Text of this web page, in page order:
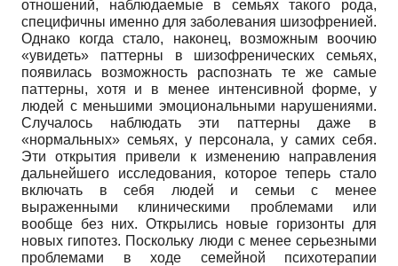
отношений, наблюдаемые в семьях такого рода,
специфичны именно для заболевания шизофренией.
Однако когда стало, наконец, возможным воочию
«увидеть» паттерны в шизофренических семьях,
появилась возможность распознать те же самые
паттерны, хотя и в менее интенсивной форме, у
людей с меньшими эмоциональными нарушениями.
Случалось наблюдать эти паттерны даже в
«нормальных» семьях, у персонала, у самих себя.
Эти открытия привели к изменению направления
дальнейшего исследования, которое теперь стало
включать в себя людей и семьи с менее
выраженными клиническими проблемами или
вообще без них. Открылись новые горизонты для
новых гипотез. Поскольку люди с менее серьезными
проблемами в ходе семейной психотерапии